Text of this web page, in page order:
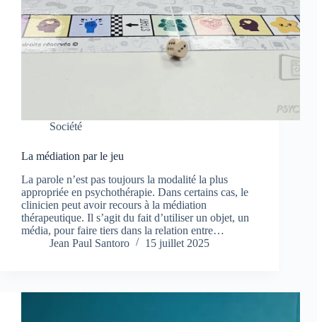
Société
La médiation par le jeu
La parole n’est pas toujours la modalité la plus
appropriée en psychothérapie. Dans certains cas, le
clinicien peut avoir recours à la médiation
thérapeutique. Il s’agit du fait d’utiliser un objet, un
média, pour faire tiers dans la relation entre…
Jean Paul Santoro
15 juillet 2025